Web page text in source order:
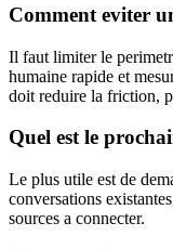
Comment eviter
Il faut limiter le
humaine rapide et
doit reduire la friction,
Quel est le
Le plus utile est de
conversations
sources a connecter.